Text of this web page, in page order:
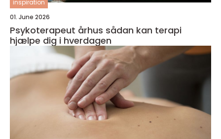
inspiration
01. June 2026
Psykoterapeut århus sådan kan terapi
hjælpe dig i hverdagen